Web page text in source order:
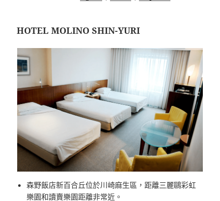
HOTEL MOLINO SHIN-YURI
森野飯店新百合丘位於川崎麻生區，距離三麗鷗彩虹
樂園和讀賣樂園距離非常近。